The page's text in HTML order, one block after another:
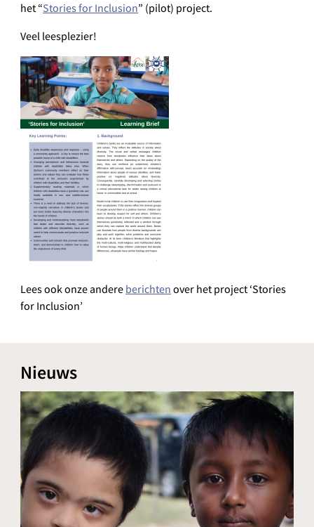
het “Stories for Inclusion” (pilot) project.
Veel leesplezier!
Lees ook onze andere berichten over het project ‘Stories
for Inclusion’
Nieuws